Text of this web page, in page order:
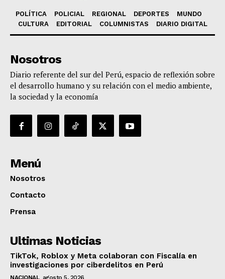
POLÍTICA POLICIAL REGIONAL DEPORTES
MUNDO
CULTURA
EDITORIAL COLUMNISTAS DIARIO DIGITAL
Nosotros
Diario referente del sur del Perú, espacio de reflexión sobre
el desarrollo humano y su relación con el medio ambiente,
la sociedad y la economía
Menú
Nosotros
Contacto
Prensa
Ultimas Noticias
TikTok, Roblox y Meta colaboran con Fiscalía en
investigaciones por ciberdelitos en Perú
NACIONAL agosto 5, 2026